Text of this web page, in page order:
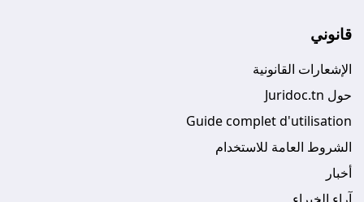
قانوني
الإشعارات القانونية
حول Juridoc.tn
Guide complet d'utilisation
الشروط العامة للاستخدام
أخبار